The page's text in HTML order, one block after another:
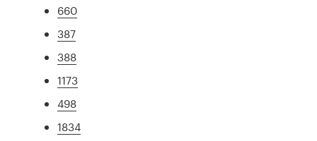
660
387
388
1173
498
1834